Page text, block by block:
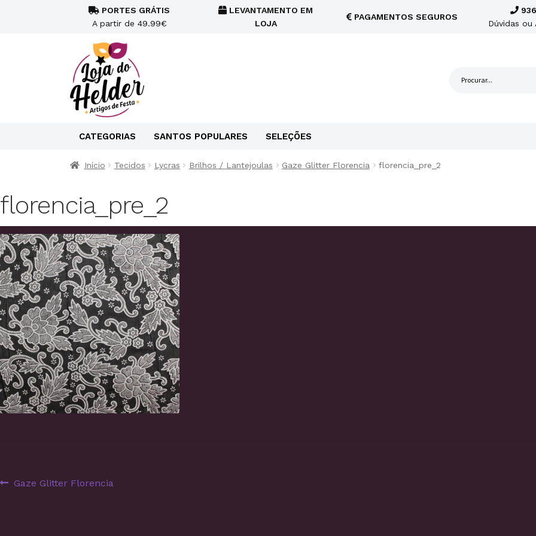
PORTES GRÁTIS
A partir de 49.99€
LEVANTAMENTO EM
LOJA
PAGAMENTOS SEGUROS
Dúvidas ou
CATEGORIAS SANTOS POPULARES SELEÇÕES
Início Tecidos Lycras Brilhos / Lantejoulas Gaze Glitter Florencia florencia_pre_2
florencia_pre_2
Navegação
Artigo
Gaze Glitter Florencia